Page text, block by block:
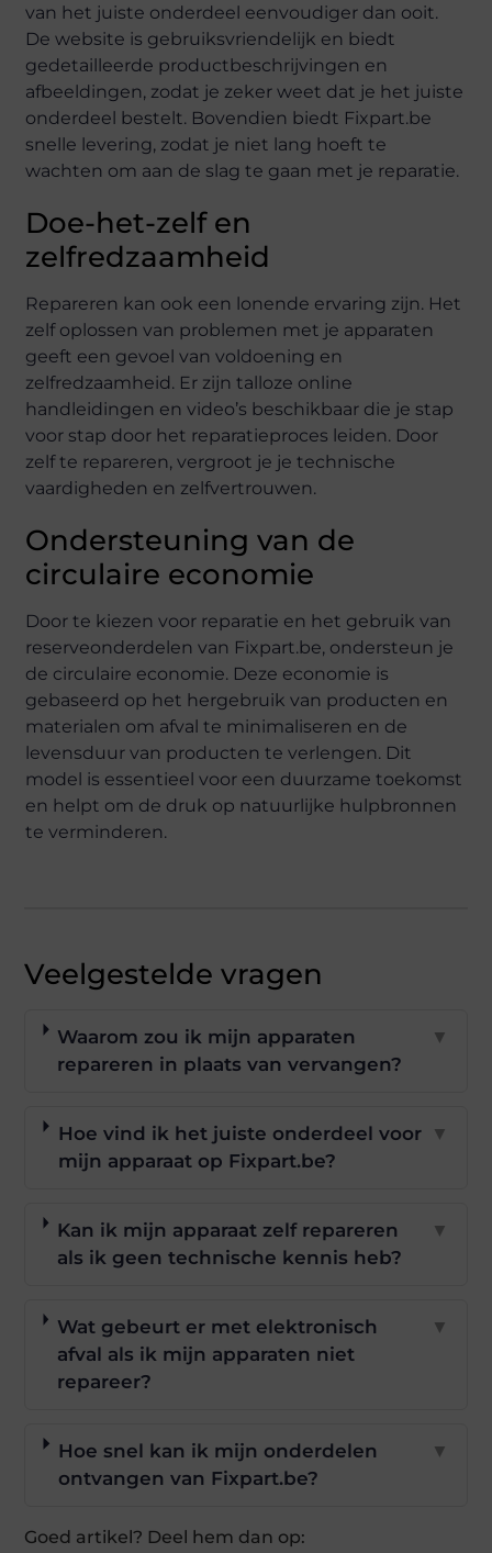
van het juiste onderdeel eenvoudiger dan ooit.
De website is gebruiksvriendelijk en biedt
gedetailleerde productbeschrijvingen en
afbeeldingen, zodat je zeker weet dat je het juiste
onderdeel bestelt. Bovendien biedt Fixpart.be
snelle levering, zodat je niet lang hoeft te
wachten om aan de slag te gaan met je reparatie.
Doe-het-zelf en
zelfredzaamheid
Repareren kan ook een lonende ervaring zijn. Het
zelf oplossen van problemen met je apparaten
geeft een gevoel van voldoening en
zelfredzaamheid. Er zijn talloze online
handleidingen en video’s beschikbaar die je stap
voor stap door het reparatieproces leiden. Door
zelf te repareren, vergroot je je technische
vaardigheden en zelfvertrouwen.
Ondersteuning van de
circulaire economie
Door te kiezen voor reparatie en het gebruik van
reserveonderdelen van Fixpart.be, ondersteun je
de circulaire economie. Deze economie is
gebaseerd op het hergebruik van producten en
materialen om afval te minimaliseren en de
levensduur van producten te verlengen. Dit
model is essentieel voor een duurzame toekomst
en helpt om de druk op natuurlijke hulpbronnen
te verminderen.
Veelgestelde vragen
Waarom zou ik mijn apparaten
repareren in plaats van vervangen?
▼
Hoe vind ik het juiste onderdeel voor
mijn apparaat op Fixpart.be?
▼
Kan ik mijn apparaat zelf repareren
als ik geen technische kennis heb?
▼
Wat gebeurt er met elektronisch
afval als ik mijn apparaten niet
repareer?
▼
Hoe snel kan ik mijn onderdelen
ontvangen van Fixpart.be?
▼
Goed artikel? Deel hem dan op: